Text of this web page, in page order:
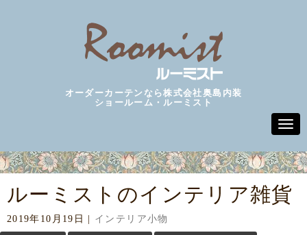
オーダーカーテンなら株式会社奥島内装
ショールーム・ルーミスト
N
a
i
g
t
i
ルーミストのインテリア雑貨
2019年10月19日 | インテリア小物